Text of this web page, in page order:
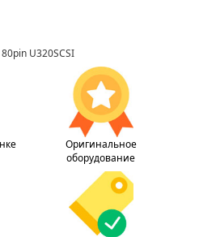
U320SCSI
Оригинальное
оборудование